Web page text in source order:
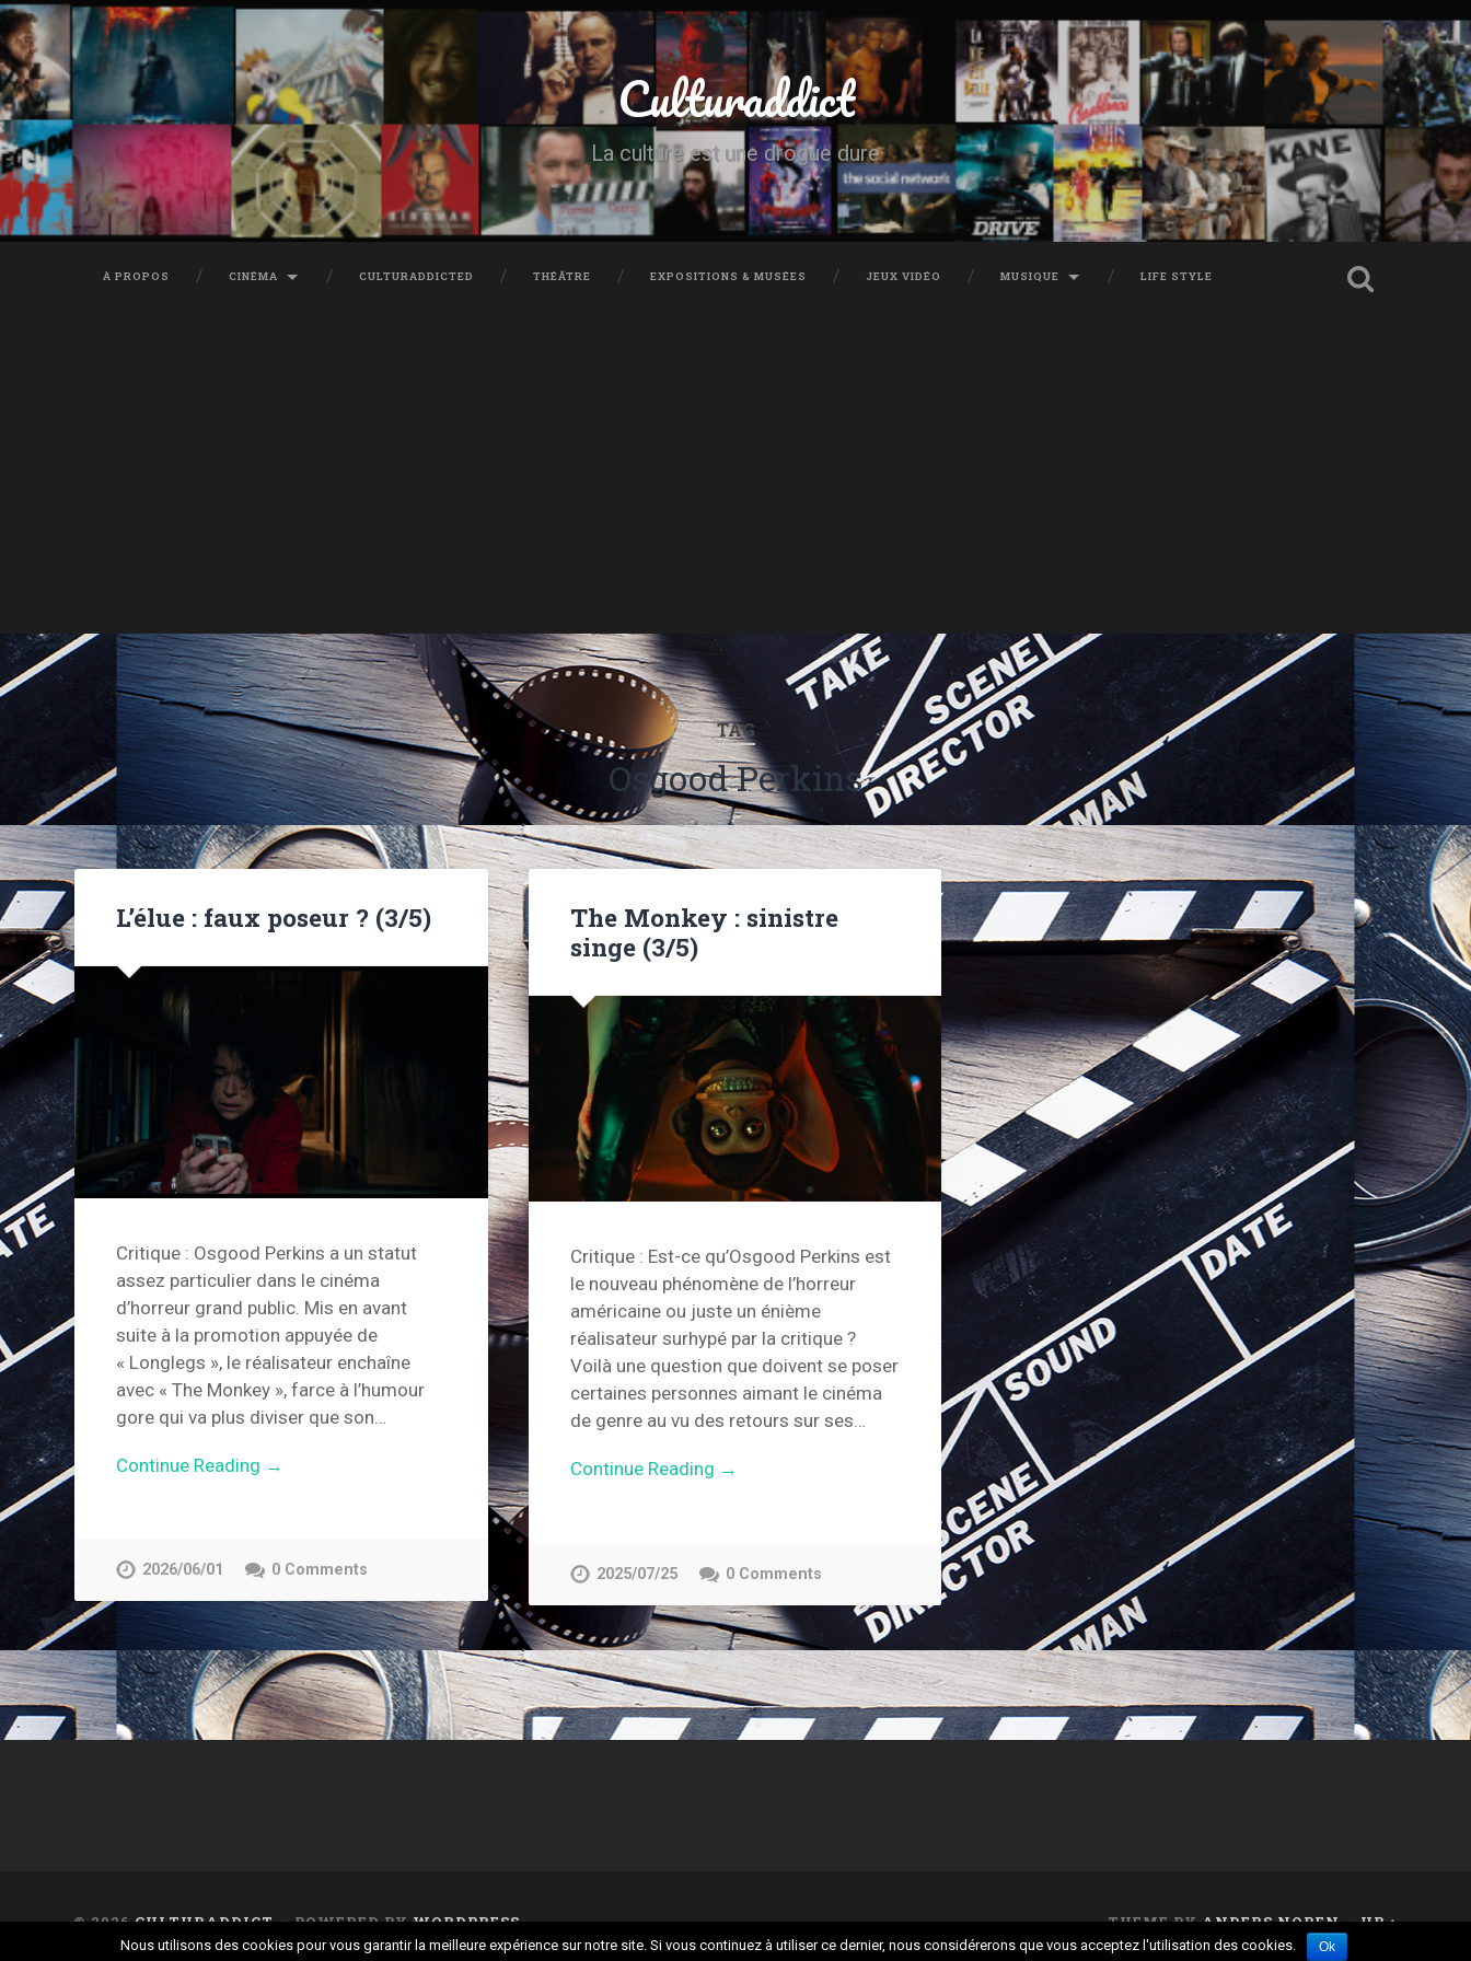
Culturaddict
La culture est une drogue dure
À PROPOS CINÉMA CULTURADDICTED THÉÂTRE EXPOSITIONS & MUSÉES JEUX VIDÉO MUSIQUE LIFE STYLE
TAG
Osgood Perkins
L’élue : faux poseur ? (3/5)
Critique : Osgood Perkins a un statut
assez particulier dans le cinéma
d’horreur grand public. Mis en avant
suite à la promotion appuyée de
« Longlegs », le réalisateur enchaîne
avec « The Monkey », farce à l’humour
gore qui va plus diviser que son…
Continue Reading →
2026/06/01 0 Comments
The Monkey : sinistre
singe (3/5)
Critique : Est-ce qu’Osgood Perkins est
le nouveau phénomène de l’horreur
américaine ou juste un énième
réalisateur surhypé par la critique ?
Voilà une question que doivent se poser
certaines personnes aimant le cinéma
de genre au vu des retours sur ses…
Continue Reading →
2025/07/25 0 Comments
© 2026CULTURADDICT— POWERED BYWORDPRESS THEME BYANDERS NOREN—UP ↑
Nous utilisons des cookies pour vous garantir la meilleure expérience sur notre site. Si vous continuez à utiliser ce dernier, nous considérerons que vous acceptez l'utilisation des cookies. Ok